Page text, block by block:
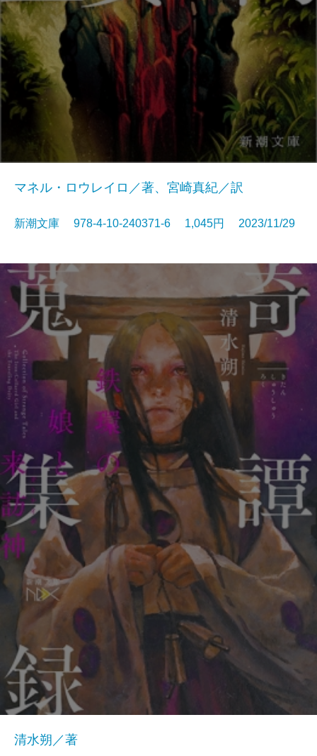
マネル・ロウレイロ／著、宮崎真紀／訳
新潮文庫 978-4-10-240371-6 1,045円 2023/11/29
清水朔／著